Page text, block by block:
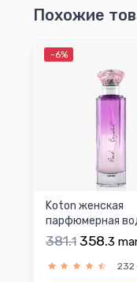
Похожие
-6%
Koton женская
парфюмерная
381.1 358.3
232